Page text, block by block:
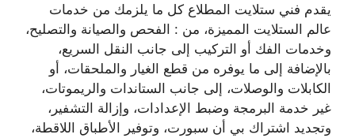
يقدم فني ستلايت المطلاع كل ما يلزمك من خدمات
عالم الستلايت المميزة، من : الفحص والصيانة والتصليح،
وخدمات الفك أو التركيب إلى جانب النقل السريع،
بالإضافة إلى ما يوفره من قطع الغيار والملحقات، أو
الكابلات والوصلات، إلى جانب الستاندات والريموتات،
غير خدمة البرمجة وضبط الإعدادات، وإزالة التشفير،
وتجديد اشتراك بي أن سبورت، وتوفير الأطباق اللاقطة،